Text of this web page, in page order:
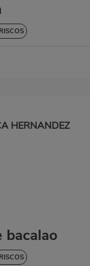
HERNANDEZ
bacalao